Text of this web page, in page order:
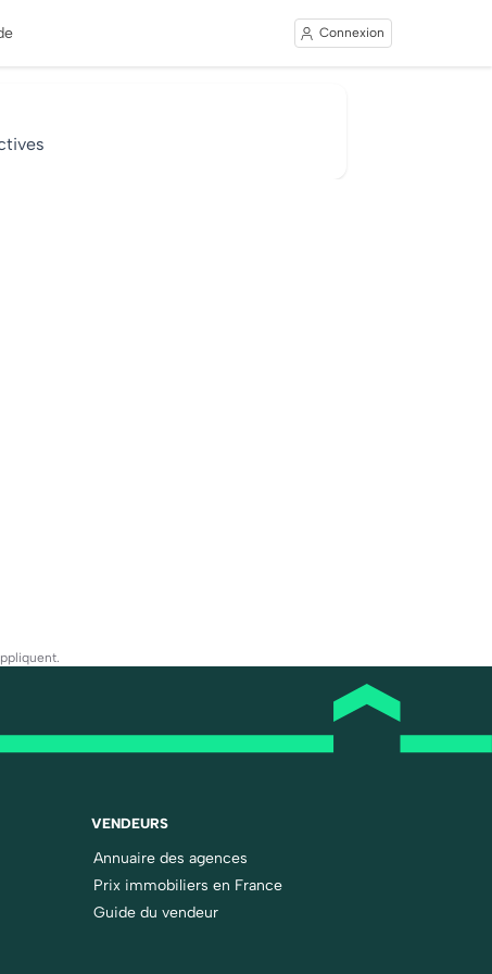
Connexion
VENDEURS
Annuaire des agences
Prix immobiliers en France
Guide du vendeur